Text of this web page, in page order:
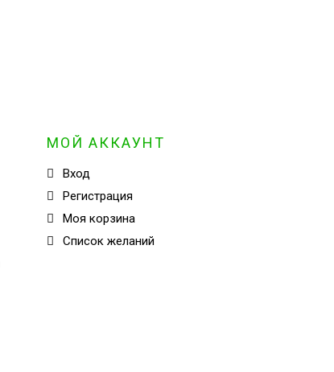
МОЙ АККАУНТ
Вход
Регистрация
Моя корзина
Cписок желаний